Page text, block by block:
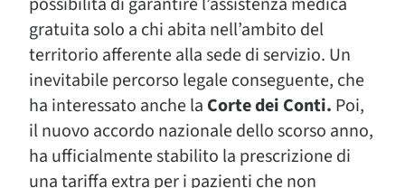
gratuita solo a chi abita nell’ambito del
territorio afferente alla sede di servizio. Un
inevitabile percorso legale conseguente, che
ha interessato anche la Corte dei Conti. Poi,
il nuovo accordo nazionale dello scorso anno,
ha ufficialmente stabilito la prescrizione di
una tariffa extra per i pazienti che non